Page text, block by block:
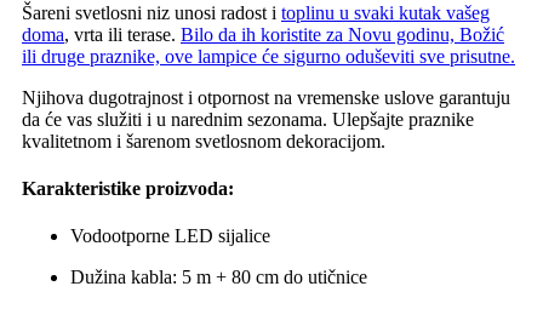
Šareni svetlosni niz unosi radost i toplinu u svaki kutak vašeg
doma, vrta ili terase. Bilo da ih koristite za Novu godinu, Božić
ili druge praznike, ove lampice će sigurno oduševiti sve prisutne.
Njihova dugotrajnost i otpornost na vremenske uslove garantuju
da će vas služiti i u narednim sezonama. Ulepšajte praznike
kvalitetnom i šarenom svetlosnom dekoracijom.
Karakteristike proizvoda:
Vodootporne LED sijalice
Dužina kabla: 5 m + 80 cm do utičnice